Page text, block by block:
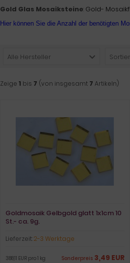
Gold Glas Mosaiksteine: Gold-
Hier können Sie die Anzahl der benötigten
Alle Hersteller
Zeige 1 bis 7 (von insgesamt 7 Artikeln)
Goldmosaik Gelbgold glatt 1x1cm 10
St.- ca. 9g.
Lieferzeit:2-3 Werktage
Sonderpreis 3,49 EUR
388,11 EUR pro 1 kg